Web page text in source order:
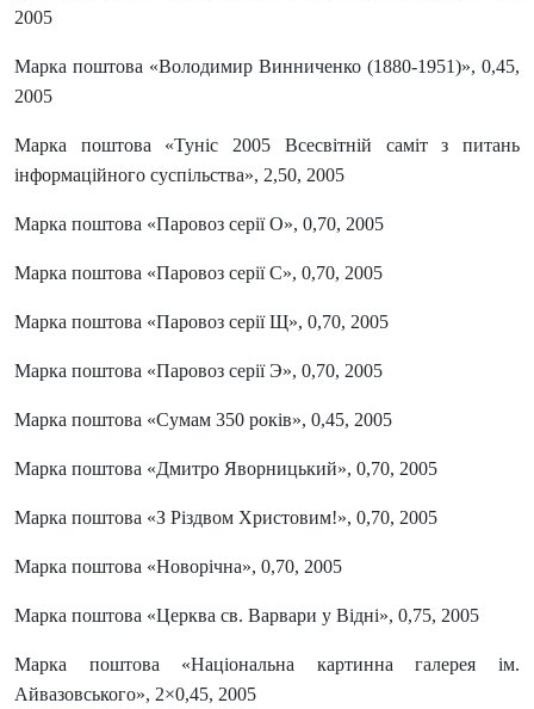
2005
Марка поштова «Володимир Винниченко (1880-1951)», 0,45,
2005
Марка поштова «Туніс 2005 Всесвітній саміт з питань
інформаційного суспільства», 2,50, 2005
Марка поштова «Паровоз серії О», 0,70, 2005
Марка поштова «Паровоз серії С», 0,70, 2005
Марка поштова «Паровоз серії Щ», 0,70, 2005
Марка поштова «Паровоз серії Э», 0,70, 2005
Марка поштова «Сумам 350 років», 0,45, 2005
Марка поштова «Дмитро Яворницький», 0,70, 2005
Марка поштова «З Різдвом Христовим!», 0,70, 2005
Марка поштова «Новорічна», 0,70, 2005
Марка поштова «Церква св. Варвари у Відні», 0,75, 2005
Марка поштова «Національна картинна галерея ім.
Айвазовського», 2×0,45, 2005